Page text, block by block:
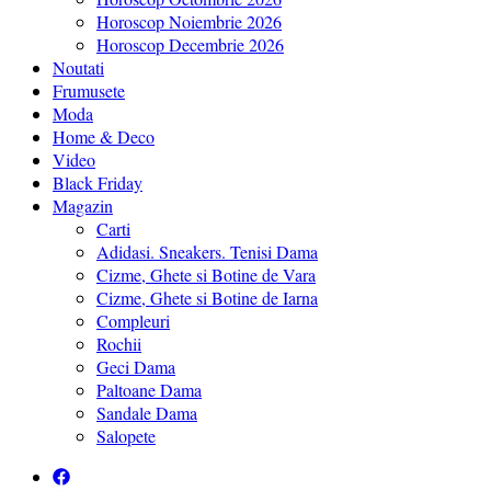
Horoscop Noiembrie 2026
Horoscop Decembrie 2026
Noutati
Frumusete
Moda
Home & Deco
Video
Black Friday
Magazin
Carti
Adidasi. Sneakers. Tenisi Dama
Cizme, Ghete si Botine de Vara
Cizme, Ghete si Botine de Iarna
Compleuri
Rochii
Geci Dama
Paltoane Dama
Sandale Dama
Salopete